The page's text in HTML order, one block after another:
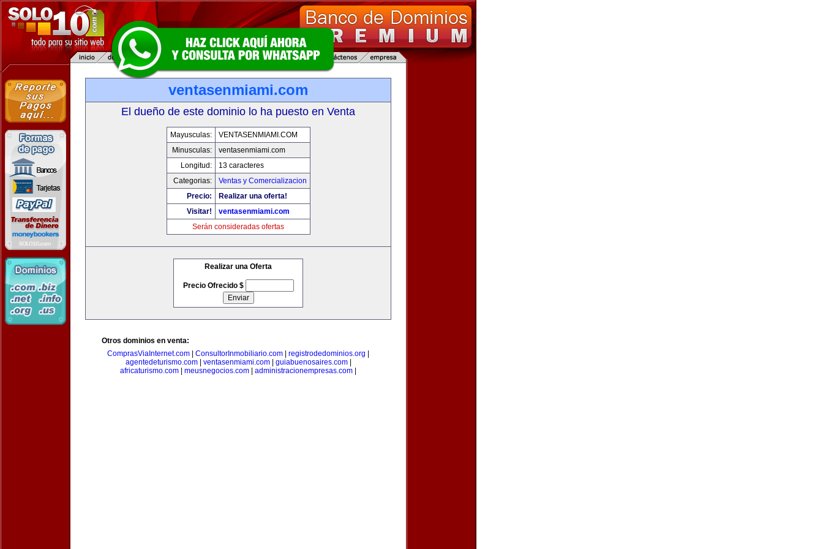
ventasenmiami.com
El dueño de este dominio lo ha puesto en Venta
Mayusculas:
VENTASENMIAMI.COM
Minusculas:
ventasenmiami.com
Longitud:
13 caracteres
Categorias:
Ventas y Comercializacion
Precio:
Realizar una oferta!
Visitar!
ventasenmiami.com
Serán consideradas ofertas
Realizar una Oferta
Precio Ofrecido $
Otros dominios en venta:
ComprasViaInternet.com
ConsultorInmobiliario.com registrodedominios.org
agentedeturismo.com| ventasenmiami.com| guiabuenosaires.com|
africaturismo.com
meusnegocios.com administracionempresas.com